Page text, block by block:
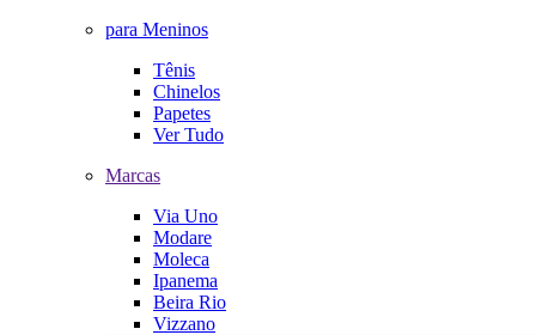
para Meninos
Tênis
Chinelos
Papetes
Ver Tudo
Marcas
Via Uno
Modare
Moleca
Ipanema
Beira Rio
Vizzano